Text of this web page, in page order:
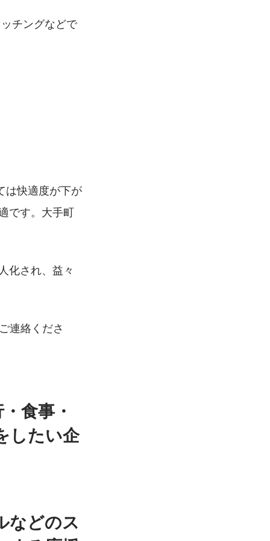
チングなどで
は快適度が下が
です。大手町
化され、益々
連絡くださ
食事・
したい企
などのス